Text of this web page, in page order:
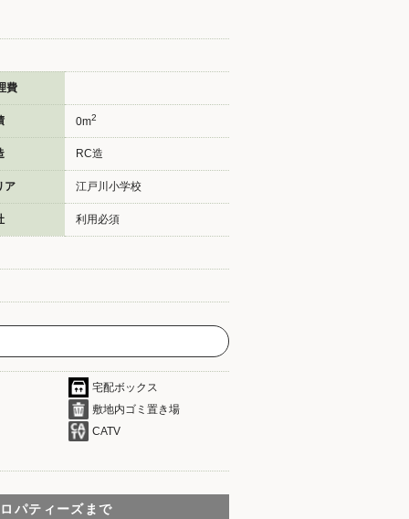
費
0m2
RC造
ア 江戸川小学校
利用必須
宅配ボックス
敷地内ゴミ置き場
CATV
パティーズまで